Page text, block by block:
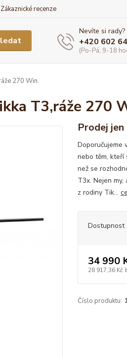
Zákaznické recenze
Nevíte si
+420 602
(Po-Pá, 9-18
270 Win.
T3,ráže 270
Prodej
Doporučujeme
nebo těm, kteří
než se
T3x. Nejen
z rodiny Tik...
Dostupnost
34 990
28 917,36 Kč
Číslo produktu: